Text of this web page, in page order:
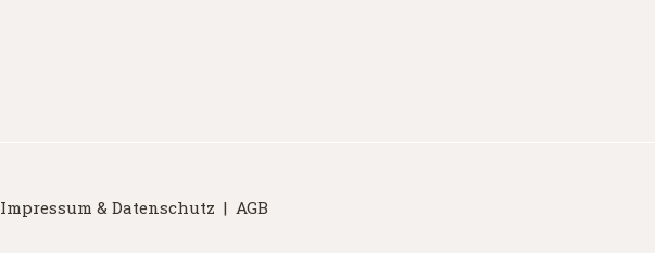
Impressum & Datenschutz | AGB